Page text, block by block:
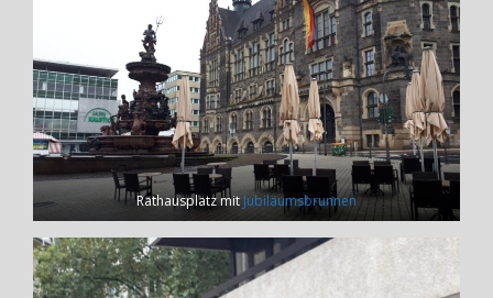
Rathausplatz mitJubiläumsbrunnen